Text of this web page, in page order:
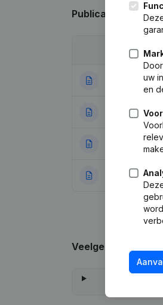
Publicaties van
05-06-2026
13-08-2025
17-04-2023
10-01-2017
Veelgestelde
uw
en